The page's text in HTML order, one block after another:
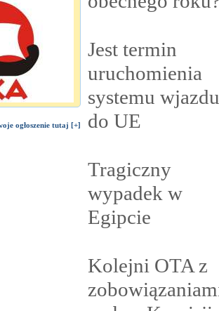
ogłoszenie tutaj [+]
Jest termin
uruchomienia
systemu wjazdu
do UE
Tragiczny
wypadek w
Egipcie
Kolejni OTA z